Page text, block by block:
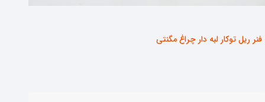
فنر ریل توکار لبه دار چراغ مگنتی